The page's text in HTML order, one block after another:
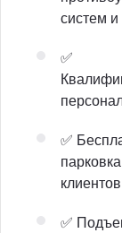
систем и
✅
✅
клиентов
✅